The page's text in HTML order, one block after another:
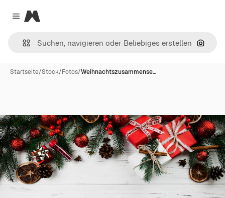
Close menu
Magnific
Nach
Startseite/Stock/Fotos/Weihnachtszusammense…